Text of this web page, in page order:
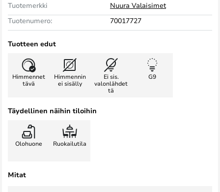
Tuotemerkki
Nuura Valaisimet
Tuotenumero:
70017727
Tuotteen edut
Himmennet
tävä
Himmennin
ei sisälly
Ei sis.
valonlähdet
tä
G9
Täydellinen näihin tiloihin
Olohuone Ruokailutila
Mitat